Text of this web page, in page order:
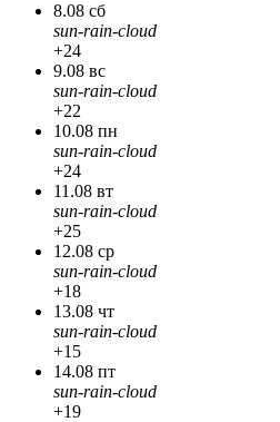
8.08 сб
sun-rain-cloud
+24
9.08 вс
sun-rain-cloud
+22
10.08 пн
sun-rain-cloud
+24
11.08 вт
sun-rain-cloud
+25
12.08 ср
sun-rain-cloud
+18
13.08 чт
sun-rain-cloud
+15
14.08 пт
sun-rain-cloud
+19